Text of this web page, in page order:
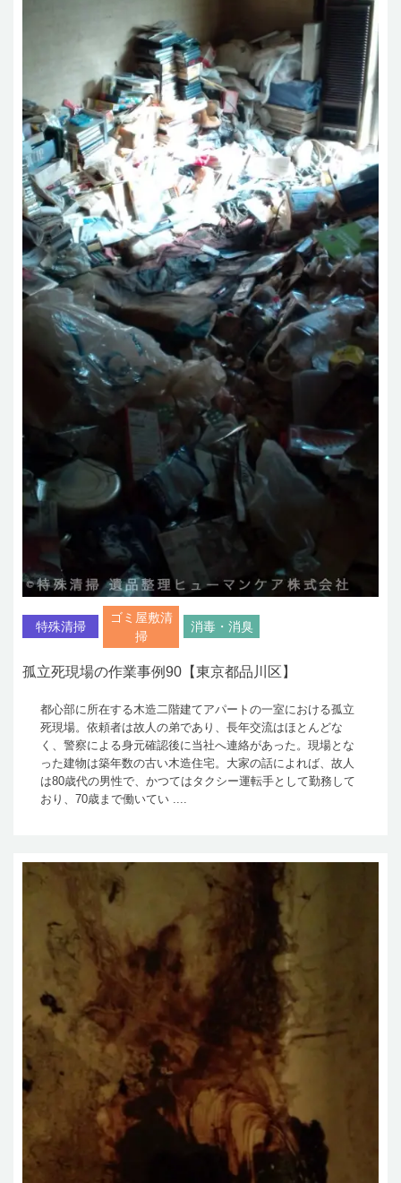
特殊清掃
ゴミ屋敷清
掃
消毒・消臭
孤立死現場の作業事例90【東京都品川区】
都心部に所在する木造二階建てアパートの一室における孤立
死現場。依頼者は故人の弟であり、長年交流はほとんどな
く、警察による身元確認後に当社へ連絡があった。現場とな
った建物は築年数の古い木造住宅。大家の話によれば、故人
は80歳代の男性で、かつてはタクシー運転手として勤務して
おり、70歳まで働いてい ....